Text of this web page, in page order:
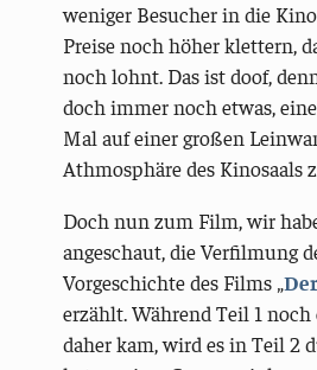
weniger Besucher in die
Preise noch höher klettern,
noch lohnt. Das ist doof,
doch immer noch etwas,
Mal auf einer großen
Athmosphäre des Kinosaals
Doch nun zum Film, wir
angeschaut, die Verfilmung
Vorgeschichte des Films „
erzählt. Während Teil 1
daher kam, wird es in Teil 2